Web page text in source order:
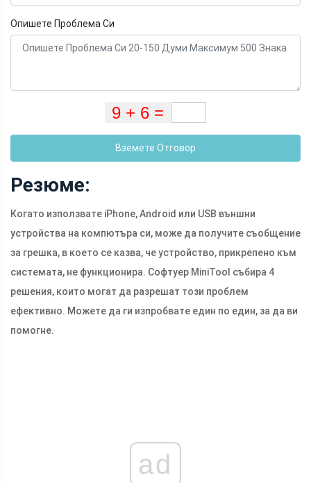
Опишете Проблема Си
Вземете Отговор
Резюме:
Когато използвате iPhone, Android или USB външни
устройства на компютъра си, може да получите съобщение
за грешка, в което се казва, че устройство, прикрепено към
системата, не функционира. Софтуер MiniTool събира 4
решения, които могат да разрешат този проблем
ефективно. Можете да ги изпробвате един по един, за да ви
помогне.
ad